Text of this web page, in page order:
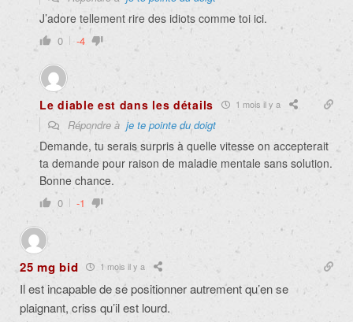
J’adore tellement rire des idiots comme toi ici.
0 -4
Le diable est dans les détails 1 mois il y a
Répondre à je te pointe du doigt
Demande, tu serais surpris à quelle vitesse on accepterait
ta demande pour raison de maladie mentale sans solution.
Bonne chance.
0 -1
25 mg bid 1 mois il y a
Il est incapable de se positionner autrement qu’en se
plaignant, criss qu’il est lourd.